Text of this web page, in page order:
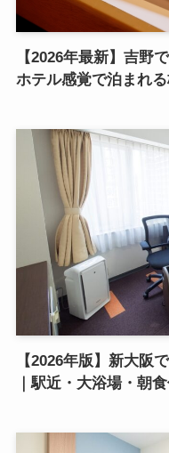
【2026年最新】吉野
ホテル感覚で泊まれ
【2026年版】新大阪
｜駅近・大浴場・朝